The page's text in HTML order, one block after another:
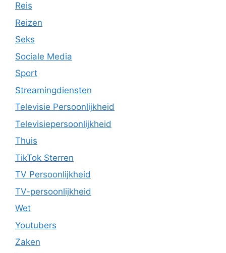
Reis
Reizen
Seks
Sociale Media
Sport
Streamingdiensten
Televisie Persoonlijkheid
Televisiepersoonlijkheid
Thuis
TikTok Sterren
TV Persoonlijkheid
TV-persoonlijkheid
Wet
Youtubers
Zaken